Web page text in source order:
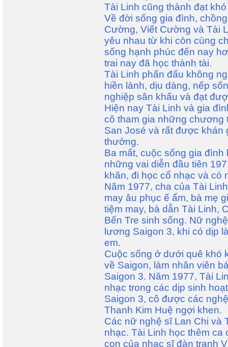
Tài Linh cũng thành đạt
Về đời sống gia đình,
Cường, Viết Cường và Tài
yêu nhau từ khi còn cùng
sống hạnh phúc đến nay
trai nay đã học thành tài.
Tài Linh phấn đấu không
hiền lành, dịu dàng, nếp
nghiệp sân khấu và đạt
Hiện nay Tài Linh và gia
cô tham gia những chương
San José và rất được
thưởng.
Ba mất, cuộc sống gia
những vai diễn đầu tiên
khăn, đi học cổ nhạc và có
Năm 1977, cha của Tài
may âu phục ế ẩm, bà mẹ
tiệm may, bà dẫn Tài Linh,
Bến Tre sinh sống. Nữ
lương Saigon 3, khi có dịp
em.
Cuộc sống ở dưới quê khó
về Saigon, làm nhân viên
Saigon 3. Năm 1977, Tài
nhạc trong các dịp sinh
Saigon 3, cô được các
Thanh Kim Huệ ngợi khen.
Các nữ nghệ sĩ Lan Chi và
nhạc. Tài Linh học thêm
con của nhạc sĩ đàn tranh